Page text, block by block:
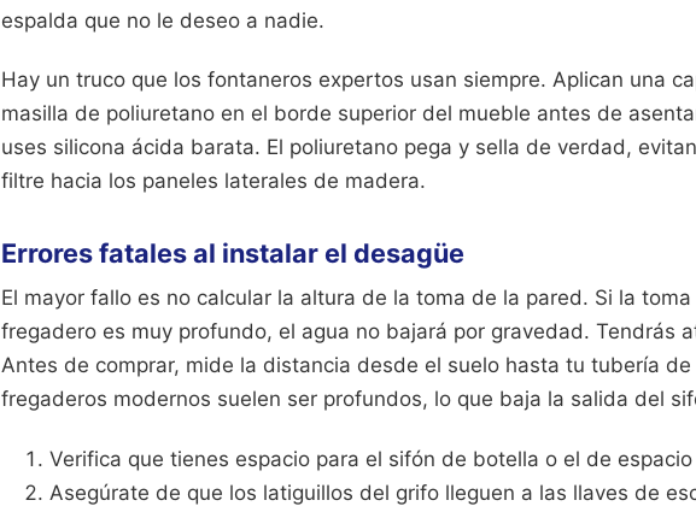
espalda que no le deseo a nadie.
Hay un truco que los fontaneros expertos usan siempre. Aplican una
masilla de poliuretano en el borde superior del mueble antes de
uses silicona ácida barata. El poliuretano pega y sella de verdad,
filtre hacia los paneles laterales de madera.
Errores fatales al instalar el desagüe
El mayor fallo es no calcular la altura de la toma de la pared. Si la
fregadero es muy profundo, el agua no bajará por gravedad. Tendrás
Antes de comprar, mide la distancia desde el suelo hasta tu tubería
fregaderos modernos suelen ser profundos, lo que baja la salida del
Verifica que tienes espacio para el sifón de botella o el de
Asegúrate de que los latiguillos del grifo lleguen a las llaves de